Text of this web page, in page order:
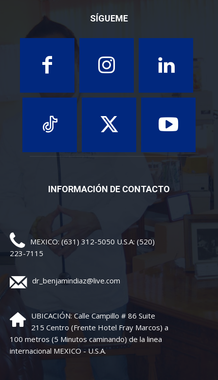
SÍGUEME
INFORMACIÓN DE CONTACTO
MEXICO: (631) 312-5050 U.S.A: (520)
223-7115
dr_benjamindiaz@live.com
UBICACIÓN: Calle Campillo # 86 Suite
215 Centro (Frente Hotel Fray Marcos) a
100 metros (5 Minutos caminando) de la linea
internacional MEXICO - U.S.A.